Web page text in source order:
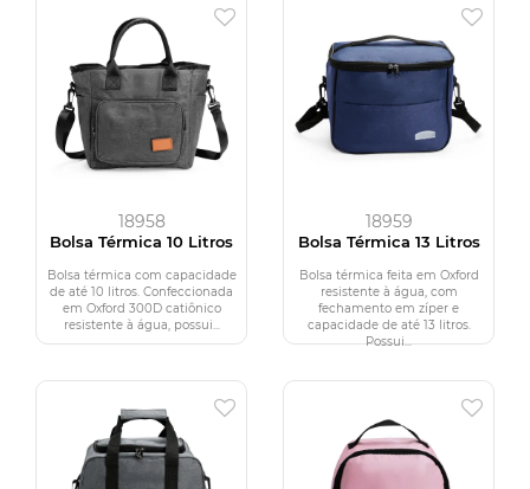
18958
Bolsa Térmica 10 Litros
Bolsa térmica com capacidade
de até 10 litros. Confeccionada
em Oxford 300D catiônico
resistente à água, possui...
18959
Bolsa Térmica 13 Litros
Bolsa térmica feita em Oxford
resistente à água, com
fechamento em zíper e
capacidade de até 13 litros.
Possui...